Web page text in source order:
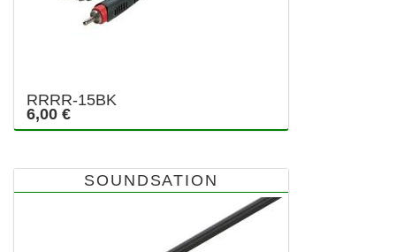
RRRR-15BK
6,00 €
SOUNDSATION